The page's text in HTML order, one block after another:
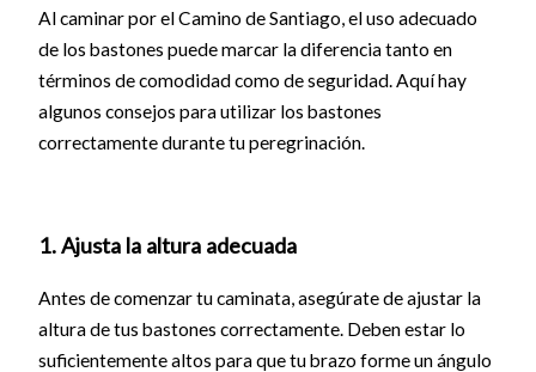
Al caminar por el Camino de Santiago, el uso adecuado
de los bastones puede marcar la diferencia tanto en
términos de comodidad como de seguridad. Aquí hay
algunos consejos para utilizar los bastones
correctamente durante tu peregrinación.
1. Ajusta la altura adecuada
Antes de comenzar tu caminata, asegúrate de ajustar la
altura de tus bastones correctamente. Deben estar lo
suficientemente altos para que tu brazo forme un ángulo